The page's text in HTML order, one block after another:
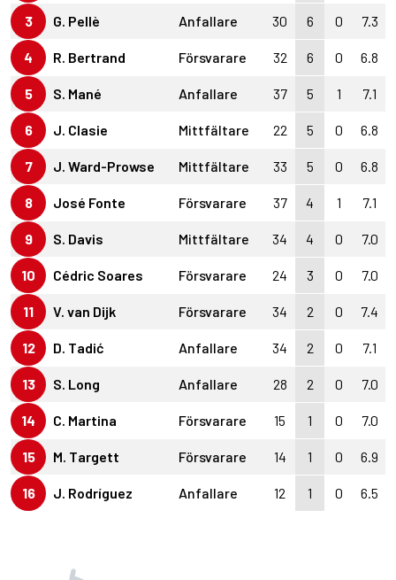
3 G. Pellè Anfallare 30 6 0 7.3
4 R. Bertrand Försvarare 32 6 0 6.8
5 S. Mané Anfallare 37 5 1 7.1
6 J. Clasie Mittfältare 22 5 0 6.8
7 J. Ward-Prowse Mittfältare 33 5 0 6.8
8 José Fonte Försvarare 37 4 1 7.1
9 S. Davis Mittfältare 34 4 0 7.0
10 Cédric Soares Försvarare 24 3 0 7.0
11 V. van Dijk Försvarare 34 2 0 7.4
12 D. Tadić Anfallare 34 2 0 7.1
13 S. Long Anfallare 28 2 0 7.0
14 C. Martina Försvarare 15 1 0 7.0
15 M. Targett Försvarare 14 1 0 6.9
16 J. Rodríguez Anfallare 12 1 0 6.5